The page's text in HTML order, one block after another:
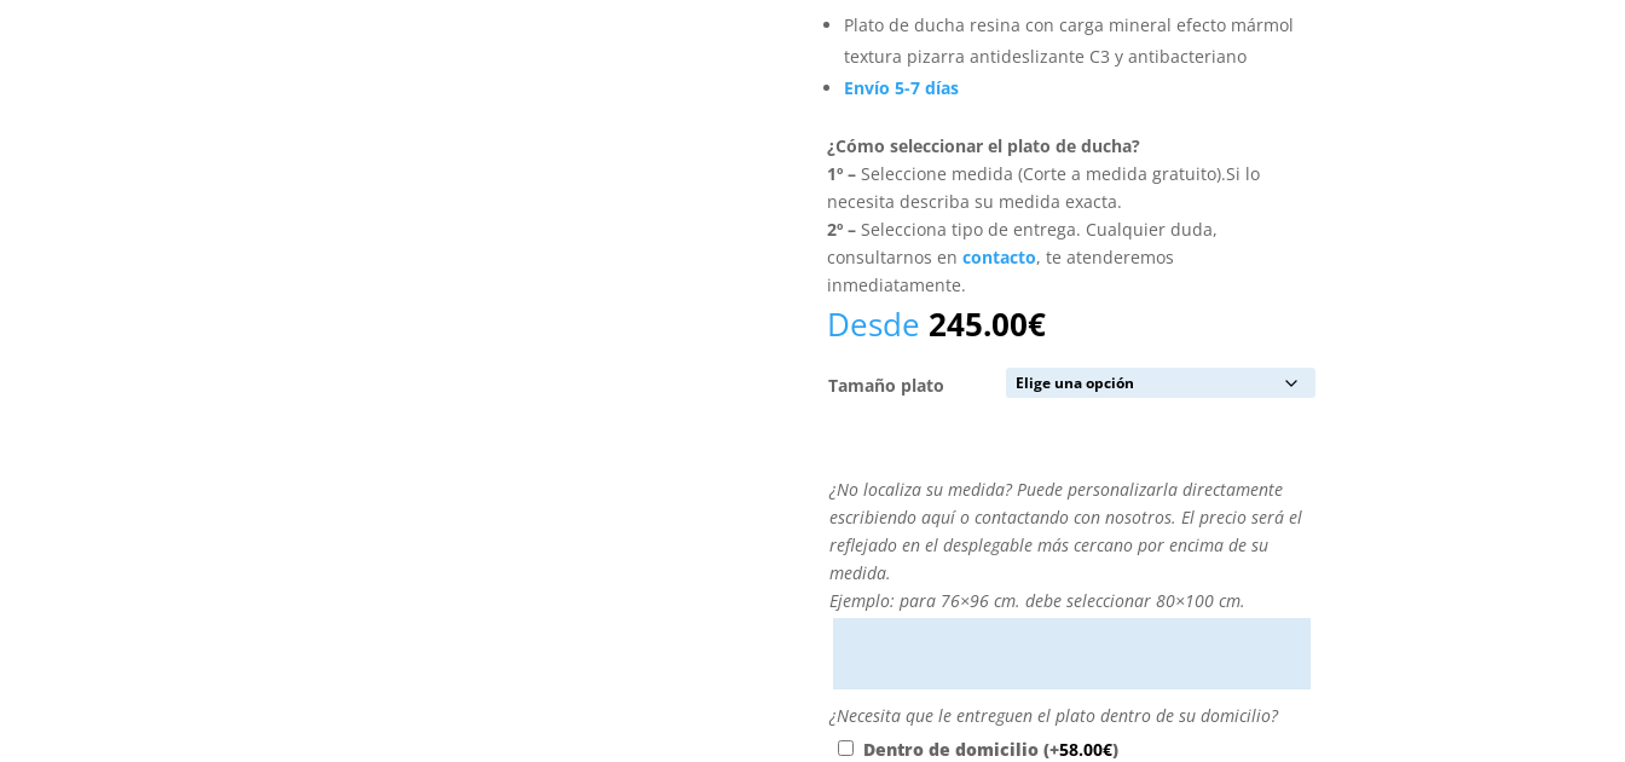
Plato de ducha resina con carga mineral efecto mármol
textura pizarra antideslizante C3 y antibacteriano
Envío 5-7 días
¿Cómo seleccionar el plato de ducha?
1º – Seleccione medida (Corte a medida gratuito).Si lo
necesita describa su medida exacta.
2º – Selecciona tipo de entrega. Cualquier duda,
consultarnos encontacto, te atenderemos
inmediatamente.
Desde 245.00€
Tamaño plato
¿No
localiza
su
medida?
Puede
escribiendo
aquí
o
¿No localiza su medida? Puede personalizarla directamente
escribiendo aquí o contactando con nosotros. El precio será el
reflejado en el desplegable más cercano por encima de su
medida.
Ejemplo: para 76×96 cm. debe seleccionar 80×100 cm.
¿Necesita
que
¿Necesita que le entreguen el plato dentro de su domicilio?
Dentro de domicilio(+58.00€)